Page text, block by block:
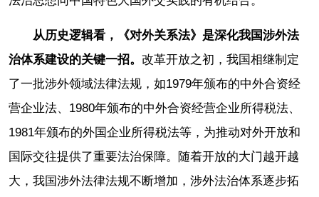
从历史逻辑看，《对外关系法》是深化我国涉外法
治体系建设的关键一招。 改革开放之初，我国相继制定
了一批涉外领域法律法规，如1979年颁布的中外合资经
营企业法、1980年颁布的中外合资经营企业所得税法、
1981年颁布的外国企业所得税法等，为推动对外开放和
国际交往提供了重要法治保障。随着开放的大门越开越
大，我国涉外法律法规不断增加，涉外法治体系逐步拓